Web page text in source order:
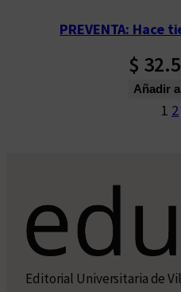
PREVENTA: Hace
$
Añadir
1 2
Editorial Universitaria de